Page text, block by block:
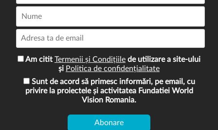
Am citit Termenii și Condițiile de utilizare a site-ului
și Politica de confidențialitate
Sunt de acord să primesc informări, pe email, cu
privire la proiectele și activitatea Fundatiei World
Vision Romania.